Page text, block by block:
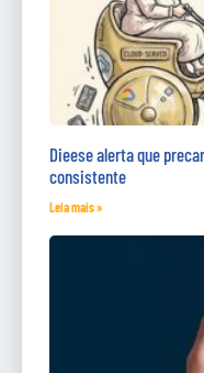
Dieese alerta que
consistente
Leia mais »